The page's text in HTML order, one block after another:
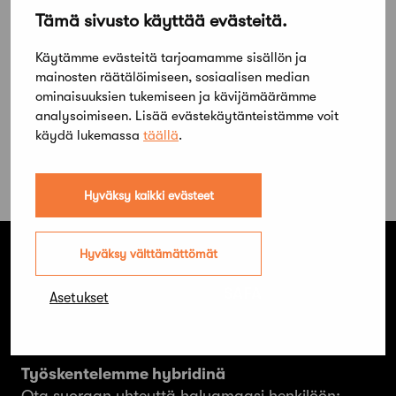
Tämä sivusto käyttää evästeitä.
Käytämme evästeitä tarjoamamme sisällön ja
mainosten räätälöimiseen, sosiaalisen median
ominaisuuksien tukemiseen ja kävijämäärämme
analysoimiseen. Lisää evästekäytänteistämme voit
käydä lukemassa täällä.
Hyväksy kaikki evästeet
Hyväksy välttämättömät
Asetukset
Suomen Arkkitehtiliitto ry. SAFA
Työskentelemme hybridinä